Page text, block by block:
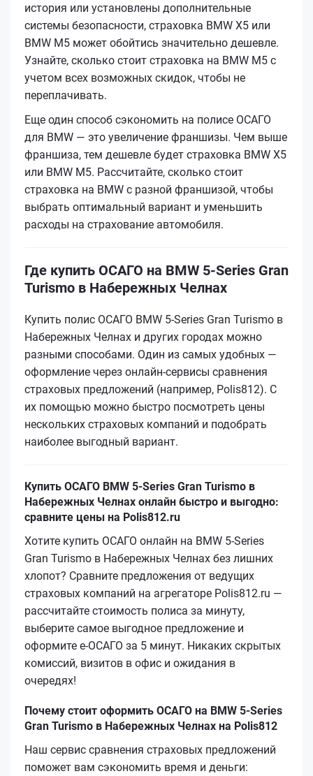
история или установлены дополнительные
системы безопасности, страховка BMW X5 или
BMW M5 может обойтись значительно дешевле.
Узнайте, сколько стоит страховка на BMW M5 с
учетом всех возможных скидок, чтобы не
переплачивать.
Еще один способ сэкономить на полисе ОСАГО
для BMW — это увеличение франшизы. Чем выше
франшиза, тем дешевле будет страховка BMW X5
или BMW M5. Рассчитайте, сколько стоит
страховка на BMW с разной франшизой, чтобы
выбрать оптимальный вариант и уменьшить
расходы на страхование автомобиля.
Где купить ОСАГО на BMW 5-Series Gran
Turismo в Набережных Челнах
Купить полис ОСАГО BMW 5-Series Gran Turismo в
Набережных Челнах и других городах можно
разными способами. Один из самых удобных —
оформление через онлайн-сервисы сравнения
страховых предложений (например, Polis812). С
их помощью можно быстро посмотреть цены
нескольких страховых компаний и подобрать
наиболее выгодный вариант.
Купить ОСАГО BMW 5-Series Gran Turismo в
Набережных Челнах онлайн быстро и выгодно:
сравните цены на Polis812.ru
Хотите купить ОСАГО онлайн на BMW 5-Series
Gran Turismo в Набережных Челнах без лишних
хлопот? Сравните предложения от ведущих
страховых компаний на агрегаторе Polis812.ru —
рассчитайте стоимость полиса за минуту,
выберите самое выгодное предложение и
оформите е‑ОСАГО за 5 минут. Никаких скрытых
комиссий, визитов в офис и ожидания в
очередях!
Почему стоит оформить ОСАГО на BMW 5-Series
Gran Turismo в Набережных Челнах на Polis812
Наш сервис сравнения страховых предложений
поможет вам сэкономить время и деньги: